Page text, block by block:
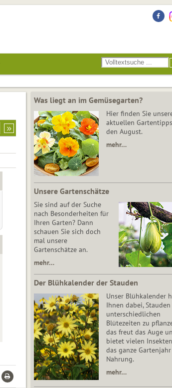
Was liegt an im Gemüsegarten?
Hier finden Sie
aktuellen
den August.
mehr…
Unsere Gartenschätze
Sie sind auf der Suche
nach Besonderheiten für
Ihren Garten? Dann
schauen Sie sich doch
mal unsere
Gartenschätze an.
mehr…
Der Blühkalender der Stauden
Unser Blühkalender
Ihnen dabei,
unterschiedlichen
Blütezeiten zu
das freut das Auge
bietet vielen Insekten
das ganze Gartenjahr
Nahrung.
mehr…